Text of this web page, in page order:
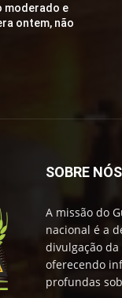
moderado e
ontem, não
SOBRE NÓS
A missão do
nacional é a
divulgação
oferecendo
profundas